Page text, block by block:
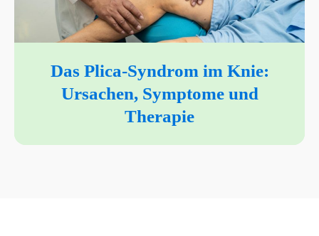
Das Plica-Syndrom im Knie:
Ursachen, Symptome und
Therapie